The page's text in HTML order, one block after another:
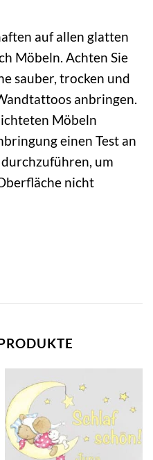
auf allen glatten
Möbeln. Achten Sie
sauber, trocken und
anbringen.
Möbeln
einen Test an
um
nicht